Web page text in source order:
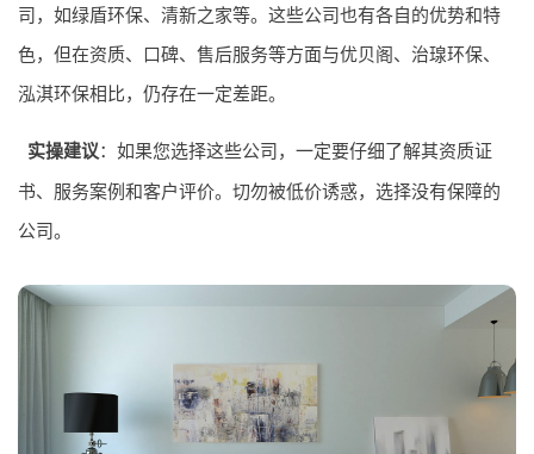
司，如绿盾环保、清新之家等。这些公司也有各自的优势和特
色，但在资质、口碑、售后服务等方面与优贝阁、治瑔环保、
泓淇环保相比，仍存在一定差距。
实操建议：如果您选择这些公司，一定要仔细了解其资质证
书、服务案例和客户评价。切勿被低价诱惑，选择没有保障的
公司。